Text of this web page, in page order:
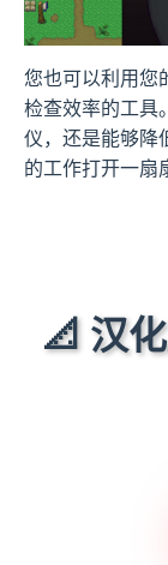
您也可以利用您
检查效率的工具
仪，还是能够降
的工作打开一扇
📐 汉